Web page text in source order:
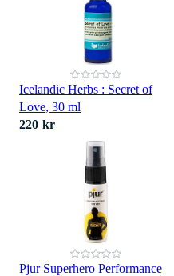
Icelandic Herbs : Secret of
Love, 30 ml
220 kr
Pjur Superhero Performance